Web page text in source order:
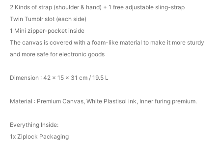
2 Kinds of strap (shoulder & hand) + 1 free adjustable sling-strap
Twin Tumblr slot (each side)
1 Mini zipper-pocket inside
The canvas is covered with a foam-like material to make it more sturdy
and more safe for electronic goods
Dimension : 42 x 15 x 31 cm / 19.5 L
Material : Premium Canvas, White Plastisol ink, Inner furing premium.
Everything Inside:
1x Ziplock Packaging